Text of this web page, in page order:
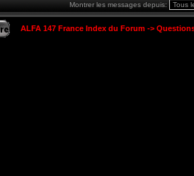
Montrer les messages depuis:
ALFA 147 France Index du Forum ->